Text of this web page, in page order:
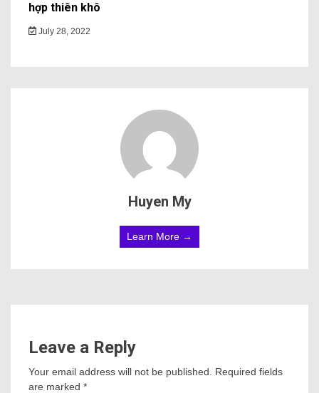
hợp thiên khô
July 28, 2022
Huyen My
Learn More →
Leave a Reply
Your email address will not be published.
Required fields
are marked *